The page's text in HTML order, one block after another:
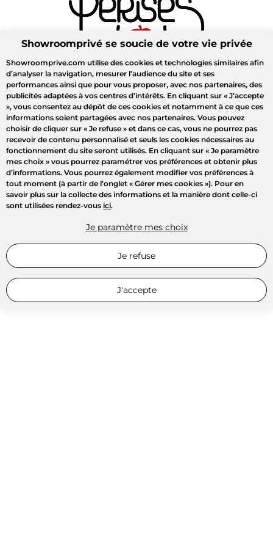
Showroomprivé se soucie de votre vie privée
Showroomprive.com utilise des cookies et technologies similaires afin
d’analyser la navigation, mesurer l’audience du site et ses
performances ainsi que pour vous proposer, avec nos partenaires, des
publicités adaptées à vos centres d’intérêts. En cliquant sur « J’accepte
», vous consentez au dépôt de ces cookies et notamment à ce que ces
informations soient partagées avec nos partenaires. Vous pouvez
choisir de cliquer sur « Je refuse » et dans ce cas, vous ne pourrez pas
recevoir de contenu personnalisé et seuls les cookies nécessaires au
fonctionnement du site seront utilisés. En cliquant sur « Je paramètre
mes choix » vous pourrez paramétrer vos préférences et obtenir plus
d’informations. Vous pourrez également modifier vos préférences à
tout moment (à partir de l’onglet « Gérer mes cookies »). Pour en
savoir plus sur la collecte des informations et la manière dont celle-ci
sont utilisées rendez-vous ici.
Je paramètre mes choix
Je refuse
J'accepte